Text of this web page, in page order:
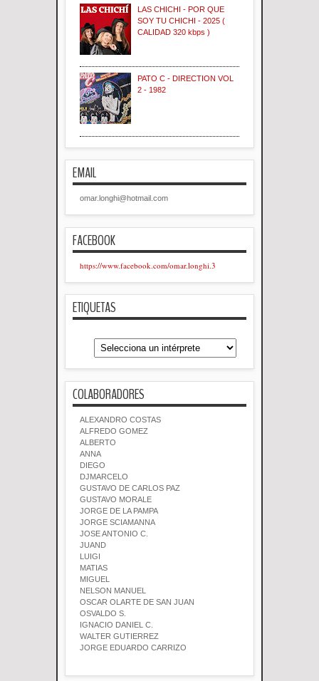
LAS CHICHI - POR QUE
SOY TU CHICHI - 2025 (
CALIDAD 320 kbps )
PATO C - DIRECTION VOL
2 - 1982
EMAIL
omar.longhi@hotmail.com
FACEBOOK
https://www.facebook.com/omar.longhi.3
ETIQUETAS
COLABORADORES
ALEXANDRO COSTAS
ALFREDO GOMEZ
ALBERTO
ANNA
DIEGO
DJMARCELO
GUSTAVO DE CARLOS PAZ
GUSTAVO MORALE
JORGE DE LA PAMPA
JORGE SCIAMANNA
JOSE ANTONIO C.
JUAND
LUIGI
MATIAS
MIGUEL
NELSON MANUEL
OSCAR OLARTE DE SAN JUAN
OSVALDO S.
IGNACIO DANIEL C.
WALTER GUTIERREZ
JORGE EDUARDO CARRIZO